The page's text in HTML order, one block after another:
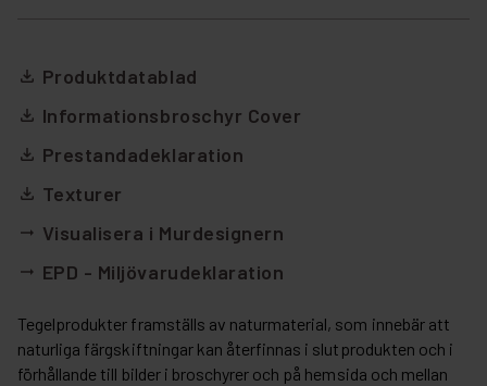
file_download Produktdatablad
file_download Informationsbroschyr Cover
file_download Prestandadeklaration
file_download Texturer
arrow_right_alt Visualisera i Murdesignern
arrow_right_alt EPD - Miljövarudeklaration
Tegelprodukter framställs av naturmaterial, som innebär att
naturliga färgskiftningar kan återfinnas i slutprodukten och i
förhållande till bilder i broschyrer och på hemsida och mellan